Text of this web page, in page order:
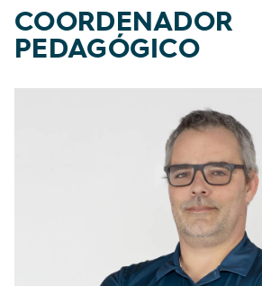
COORDENADOR
PEDAGÓGICO